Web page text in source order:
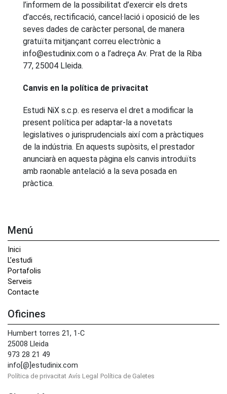
l’informem de la possibilitat d’exercir els drets
d’accés, rectificació, cancel·lació i oposició de les
seves dades de caràcter personal, de manera
gratuïta mitjançant correu electrònic a
info@estudinix.com o a l’adreça Av. Prat de la Riba
77, 25004 Lleida.
Canvis en la política de privacitat
Estudi NiX s.c.p. es reserva el dret a modificar la
present política per adaptar-la a novetats
legislatives o jurisprudencials així com a pràctiques
de la indústria. En aquests supòsits, el prestador
anunciarà en aquesta pàgina els canvis introduïts
amb raonable antelació a la seva posada en
pràctica.
Menú
Inici
L’estudi
Portafolis
Serveis
Contacte
Oficines
Humbert torres 21, 1-C
25008 Lleida
973 28 21 49
info[@]estudinix.com
Política de privacitat Avís Legal Política de Galetes